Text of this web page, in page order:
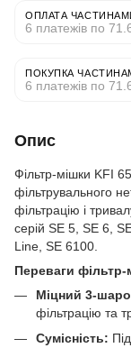
ОПЛАТА
6 платежів по
ПОКУПКА
6 платежів по
Опис
Фільтр-мішки KFI
фільтрувального
фільтрацію і
серій SE 5, SE 6,
Line, SE 6100.
Переваги фільтр-
Міцний 3-
фільтрацію та
Сумісність: